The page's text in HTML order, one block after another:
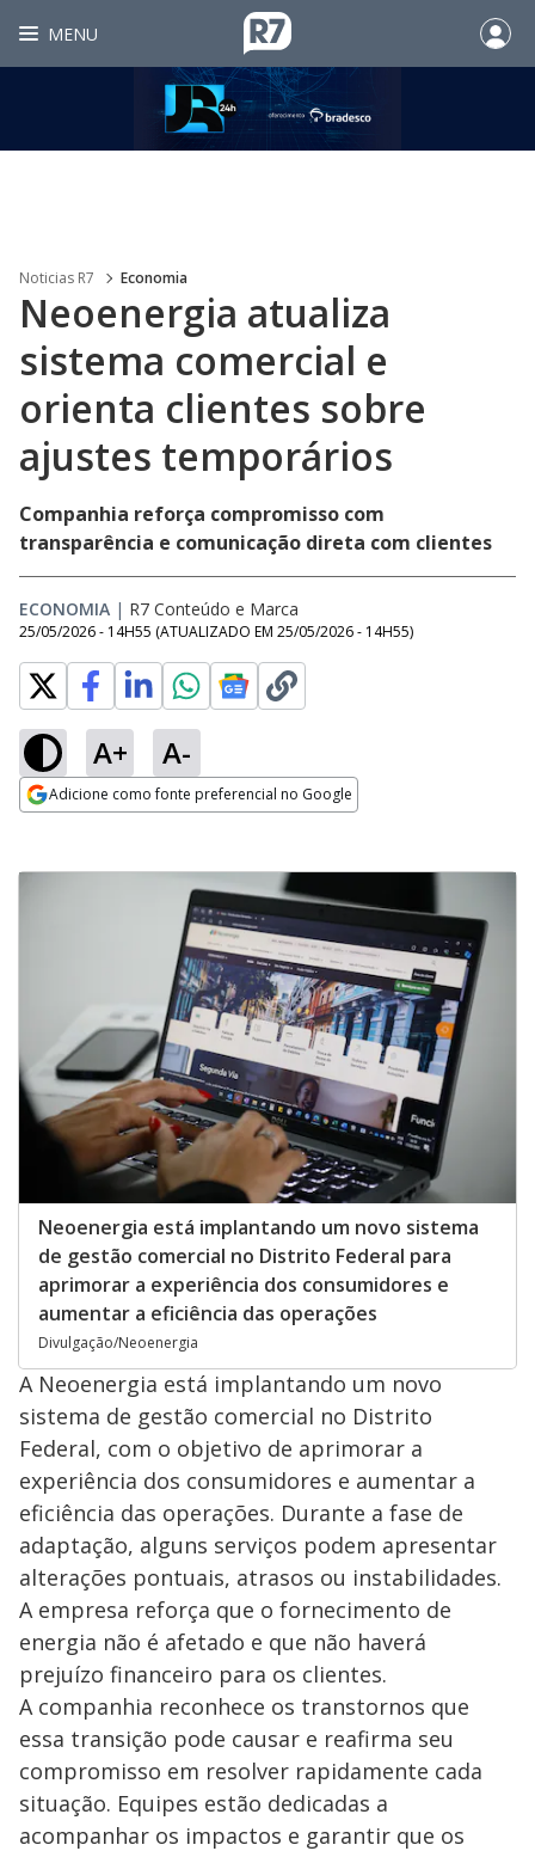
MENU
Noticias R7 Economia
Neoenergia atualiza
sistema comercial e
orienta clientes sobre
ajustes temporários
Companhia reforça compromisso com
transparência e comunicação direta com clientes
ECONOMIA | R7 Conteúdo e Marca
25/05/2026 - 14H55 (ATUALIZADO EM 25/05/2026 - 14H55)
A+ A-
Adicione como fonte preferencial no Google
Neoenergia está implantando um novo sistema
de gestão comercial no Distrito Federal para
aprimorar a experiência dos consumidores e
aumentar a eficiência das operações
Divulgação/Neoenergia
A Neoenergia está implantando um novo
sistema de gestão comercial no Distrito
Federal, com o objetivo de aprimorar a
experiência dos consumidores e aumentar a
eficiência das operações. Durante a fase de
adaptação, alguns serviços podem apresentar
alterações pontuais, atrasos ou instabilidades.
A empresa reforça que o fornecimento de
energia não é afetado e que não haverá
prejuízo financeiro para os clientes.
A companhia reconhece os transtornos que
essa transição pode causar e reafirma seu
compromisso em resolver rapidamente cada
situação. Equipes estão dedicadas a
acompanhar os impactos e garantir que os